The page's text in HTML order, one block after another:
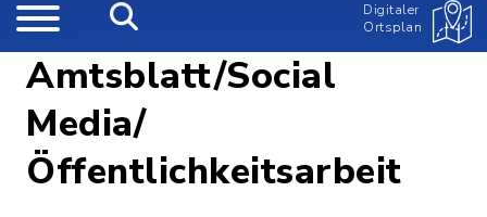
Digitaler
Ortsplan
Amtsblatt/Social
Media/
Öffentlichkeitsarbeit